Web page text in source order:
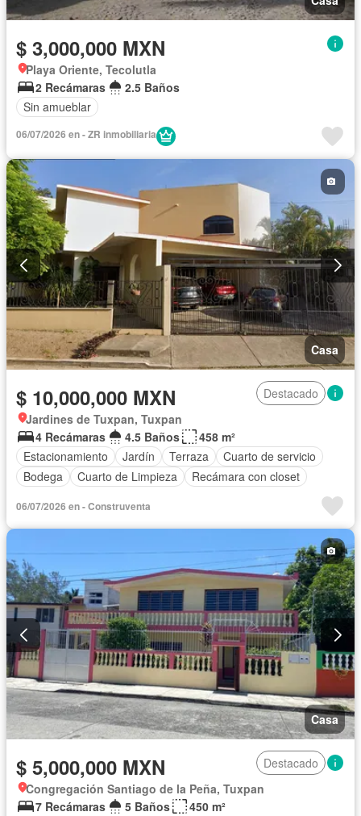
$ 3,000,000 MXN
Playa Oriente, Tecolutla
2 Recámaras
2.5 Baños
Sin amueblar
06/07/2026 en - ZR inmobiliaria
Casa
$ 10,000,000 MXN
Destacado
Jardines de Tuxpan, Tuxpan
4 Recámaras
4.5 Baños
458 m²
Estacionamiento
Jardín Terraza
Cuarto de servicio
Bodega
Cuarto de Limpieza Recámara con closet
06/07/2026 en - Construventa
Casa
$ 5,000,000 MXN
Destacado
Congregación Santiago de la Peña, Tuxpan
7 Recámaras
5 Baños
450 m²